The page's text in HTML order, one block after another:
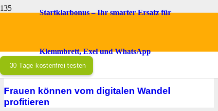
Startklarbonus – Ihr smarter Ersatz für
Klemmbrett, Exel und WhatsApp
30 Tage kostenfrei testen
BLOG IT - INNOVATIONEN
Frauen können vom digitalen Wandel
profitieren